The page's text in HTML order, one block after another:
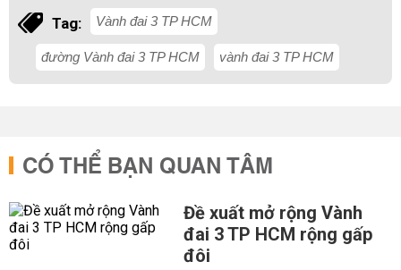
Tag: Vành đai 3 TP HCM
đường Vành đai 3 TP HCM vành đai 3 TP HCM
CÓ THỂ BẠN QUAN TÂM
Đề xuất mở rộng Vành
đai 3 TP HCM rộng gấp
đôi